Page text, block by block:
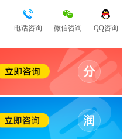
QQ咨询
微信咨询
电话咨询